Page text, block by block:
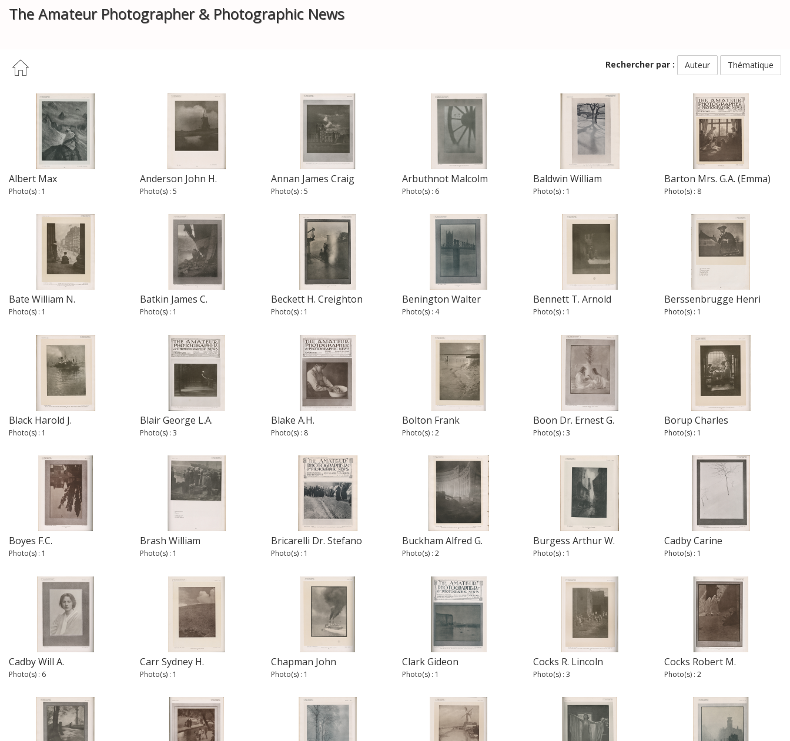
The Amateur Photographer & Photographic News
Rechercher par : Auteur Thématique
Albert Max
Photo(s) : 1
Anderson John H.
Photo(s) : 5
Annan James Craig
Photo(s) : 5
Arbuthnot Malcolm
Photo(s) : 6
Baldwin William
Photo(s) : 1
Barton Mrs. G.A. (Emma)
Photo(s) : 8
Bate William N.
Photo(s) : 1
Batkin James C.
Photo(s) : 1
Beckett H. Creighton
Photo(s) : 1
Benington Walter
Photo(s) : 4
Bennett T. Arnold
Photo(s) : 1
Berssenbrugge Henri
Photo(s) : 1
Black Harold J.
Photo(s) : 1
Blair George L.A.
Photo(s) : 3
Blake A.H.
Photo(s) : 8
Bolton Frank
Photo(s) : 2
Boon Dr. Ernest G.
Photo(s) : 3
Borup Charles
Photo(s) : 1
Boyes F.C.
Photo(s) : 1
Brash William
Photo(s) : 1
Bricarelli Dr. Stefano
Photo(s) : 1
Buckham Alfred G.
Photo(s) : 2
Burgess Arthur W.
Photo(s) : 1
Cadby Carine
Photo(s) : 1
Cadby Will A.
Photo(s) : 6
Carr Sydney H.
Photo(s) : 1
Chapman John
Photo(s) : 1
Clark Gideon
Photo(s) : 1
Cocks R. Lincoln
Photo(s) : 3
Cocks Robert M.
Photo(s) : 2